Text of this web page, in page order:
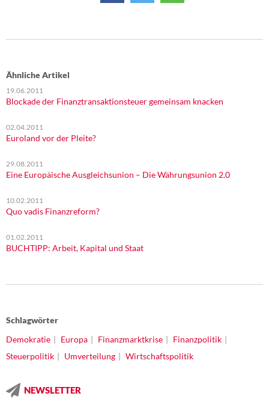
Ähnliche Artikel
19.06.2011
Blockade der Finanztransaktionsteuer gemeinsam knacken
02.04.2011
Euroland vor der Pleite?
29.08.2011
Eine Europäische Ausgleichsunion – Die Währungsunion 2.0
10.02.2011
Quo vadis Finanzreform?
01.02.2011
BUCHTIPP: Arbeit, Kapital und Staat
Schlagwörter
Demokratie
Europa Finanzmarktkrise
Finanzpolitik
Steuerpolitik
Umverteilung Wirtschaftspolitik
NEWSLETTER